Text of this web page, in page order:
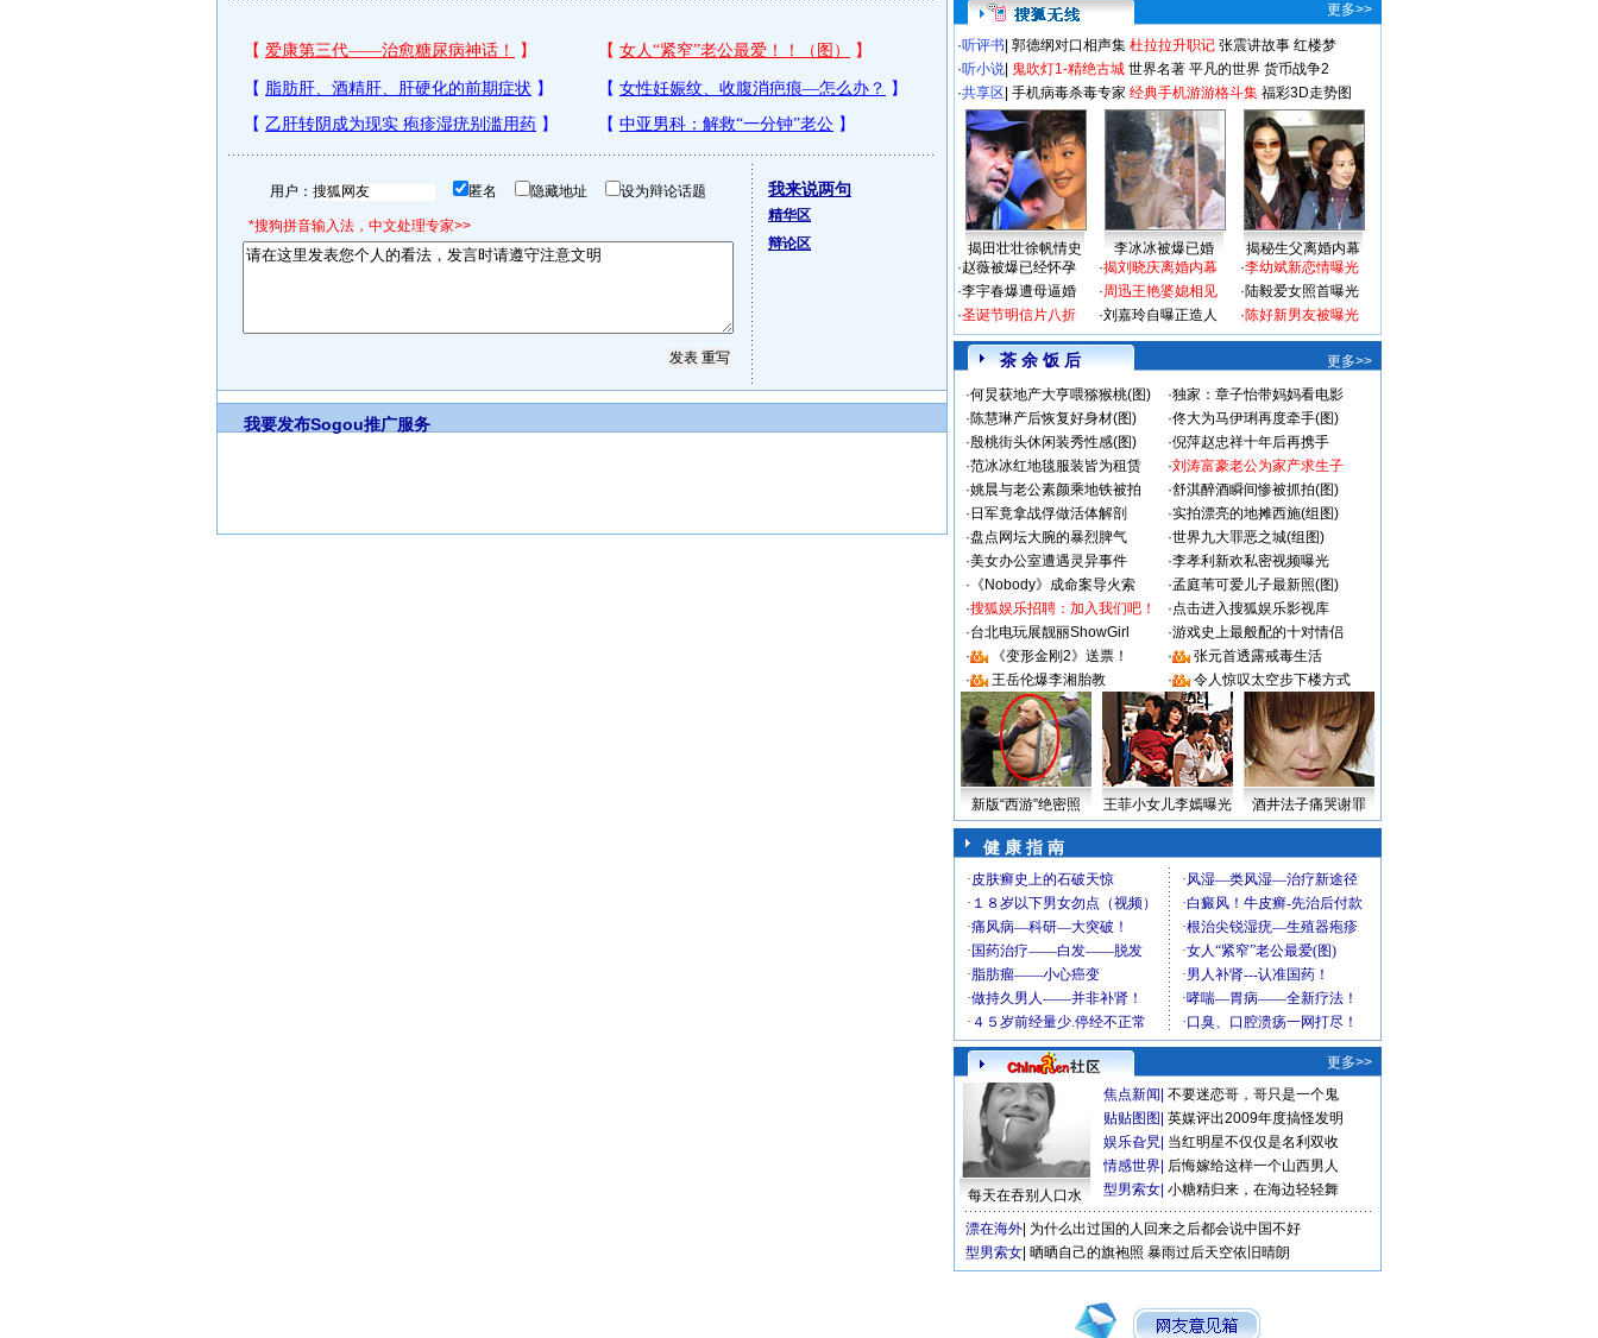
用户： 匿名 隐藏地址 设为辩论话题
*搜狗拼音输入法，中文处理专家>>
我来说两句
精华区
辩论区
我要发布Sogou推广服务
更多>>
·听评书 郭德纲对口相声集 杜拉拉升职记 张震讲故事 红楼梦
·听小说 鬼吹灯1-精绝古城 世界名著 平凡的世界 货币战争2
·共享区 手机病毒杀毒专家 经典手机游游格斗集 福彩3D走势图
揭田壮壮徐帆情史 李冰冰被爆已婚
揭秘生父离婚内幕
·赵薇被爆已经怀孕
·李宇春爆遭母逼婚
·圣诞节明信片八折
·揭刘晓庆离婚内幕
·周迅王艳婆媳相见
·刘嘉玲自曝正造人
·李幼斌新恋情曝光
·陆毅爱女照首曝光
·陈好新男友被曝光
茶 余 饭 后
更多>>
·何炅获地产大亨喂猕猴桃(图) ·独家：章子怡带妈妈看电影
·陈慧琳产后恢复好身材(图) ·佟大为马伊琍再度牵手(图)
·殷桃街头休闲装秀性感(图) ·倪萍赵忠祥十年后再携手
·范冰冰红地毯服装皆为租赁 ·刘涛富豪老公为家产求生子
·姚晨与老公素颜乘地铁被拍 ·舒淇醉酒瞬间惨被抓拍(图)
· 日军竟拿战俘做活体解剖 ·实拍漂亮的地摊西施(组图)
·盘点网坛大腕的暴烈脾气 ·世界九大罪恶之城(组图)
·美女办公室遭遇灵异事件 ·李孝利新欢私密视频曝光
· 《Nobody》成命案导火索 ·孟庭苇可爱儿子最新照(图)
·搜狐娱乐招聘：加入我们吧！ ·点击进入搜狐娱乐影视库
·台北电玩展靓丽ShowGirl ·游戏史上最般配的十对情侣
·
《变形金刚2》送票！ ·
张元首透露戒毒生活
·
王岳伦爆李湘胎教 · 令人惊叹太空步下楼方式
新版“西游”绝密照 王菲小女儿李嫣曝光 酒井法子痛哭谢罪
健 康 指 南
更多>>
每天在吞别人口水
焦点新闻 不要迷恋哥，哥只是一个鬼
贴贴图图 英媒评出2009年度搞怪发明
娱乐旮旯 当红明星不仅仅是名利双收
情感世界 后悔嫁给这样一个山西男人
型男索女 小糖精归来，在海边轻轻舞
漂在海外 为什么出过国的人回来之后都会说中国不好
型男索女 晒晒自己的旗袍照 暴雨过后天空依旧晴朗